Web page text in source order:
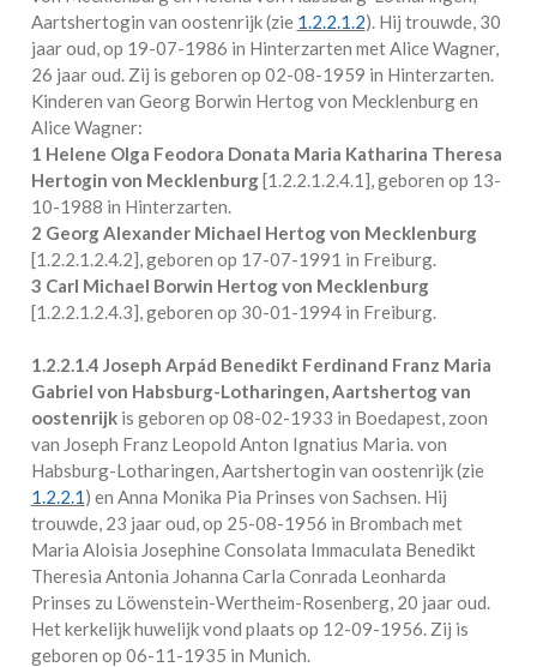
Aartshertogin van oostenrijk (zie 1.2.2.1.2). Hij trouwde, 30
jaar oud, op 19-07-1986 in Hinterzarten metAlice Wagner,
26 jaar oud. Zij is geboren op 02-08-1959 in Hinterzarten.
Kinderen van Georg Borwin Hertog von Mecklenburg en
Alice Wagner:
1 Helene Olga Feodora Donata Maria Katharina Theresa
Hertogin von Mecklenburg[1.2.2.1.2.4.1 ], geboren op 13-
10-1988 in Hinterzarten.
2 Georg Alexander Michael Hertog von Mecklenburg
[1.2.2.1.2.4.2], geboren op 17-07-1991 in Freiburg.
3 Carl Michael Borwin Hertog von Mecklenburg
[1.2.2.1.2.4.3], geboren op 30-01-1994 in Freiburg.
1.2.2.1.4 Joseph Arpád Benedikt Ferdinand Franz Maria
Gabriel von Habsburg-Lotharingen, Aartshertog van
oostenrijkis geboren op 08-02-1933 in Boedapest, zoon
van Joseph Franz Leopold Anton Ignatius Maria. von
Habsburg-Lotharingen, Aartshertogin van oostenrijk (zie
1.2.2.1) en Anna Monika Pia Prinses von Sachsen. Hij
trouwde, 23 jaar oud, op 25-08-1956 in Brombach met
Maria Aloisia Josephine Consolata Immaculata Benedikt
Theresia Antonia Johanna Carla Conrada Leonharda
Prinses zu Löwenstein-Wertheim-Rosenberg, 20 jaar oud.
Het kerkelijk huwelijk vond plaats op 12-09-1956. Zij is
geboren op 06-11-1935 in Munich.